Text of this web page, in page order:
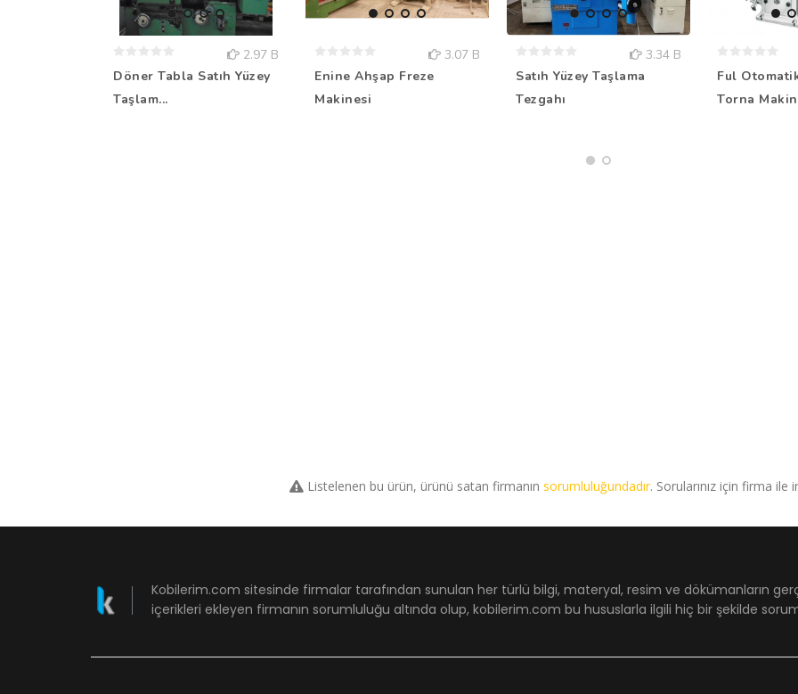
2.97 B
Döner Tabla Satıh Yüzey
Taşlam...
3.07 B
Enine Ahşap Freze
Makinesi
3.34 B
Satıh Yüzey Taşlama
Tezgahı
Ful
Torna
Listelenen bu ürün, ürünü satan firmanın sorumluluğundadır. Sorularınız için firma ile
Kobilerim.com sitesinde firmalar tarafından sunulan her türlü bilgi, materyal, resim ve dökümanların
içerikleri ekleyen firmanın sorumluluğu altında olup, kobilerim.com bu hususlarla ilgili hiç bir şekilde